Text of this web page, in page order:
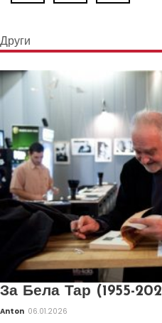
Други
За Бела Тар (1955-
Anton 06.01.2026